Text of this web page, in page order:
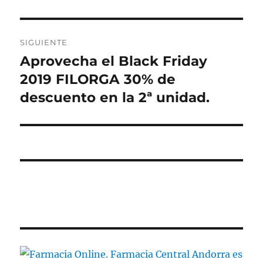
SIGUIENTE
Entrada
siguiente:
Aprovecha el Black Friday
2019 FILORGA 30% de
descuento en la 2ª unidad.